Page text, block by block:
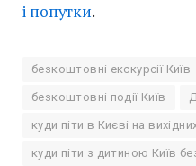
і попутки.
безкоштовні екскурсії Київ
безкоштовні події Київ
куди піти в Києві на
куди піти з дитиною Київ